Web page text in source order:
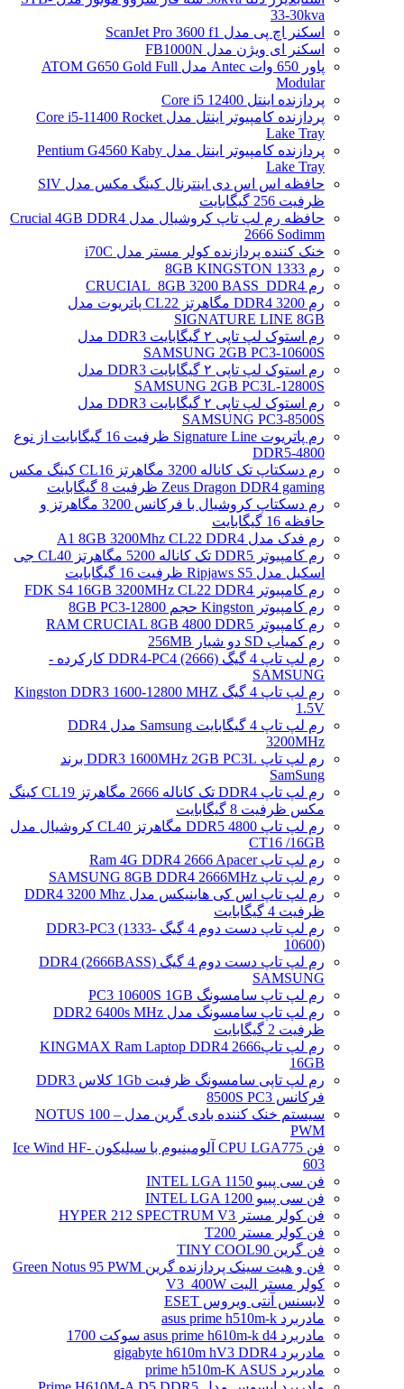
33-30kva
اسکنر اچ پی مدل ScanJet Pro 3600 f1
اسکنر ای ویژن مدل FB1000N
پاور 650 وات Antec مدل ATOM G650 Gold Full
Modular
پردازنده اینتل Core i5 12400
پردازنده کامپیوتر اینتل مدل Core i5-11400 Rocket
Lake Tray
پردازنده کامپیوتر اینتل مدل Pentium G4560 Kaby
Lake Tray
حافظه اس اس دی اینترنال کینگ مکس مدل SIV
ظرفیت 256 گیگابایت
حافظه رم لپ تاپ کروشیال مدل Crucial 4GB DDR4
2666 Sodimm
خنک کننده پردازنده کولر مستر مدل i70C
رم 1333 8GB KINGSTON
رم CRUCIAL_8GB 3200 BASS_DDR4
رم DDR4 3200 مگاهرتز CL22 پاتریوت مدل
SIGNATURE LINE 8GB
رم استوک لپ تاپی ۲ گیگابایت DDR3 مدل
SAMSUNG 2GB PC3-10600S
رم استوک لپ تاپی ۲ گیگابایت DDR3 مدل
SAMSUNG 2GB PC3L-12800S
رم استوک لپ تاپی ۲ گیگابایت DDR3 مدل
SAMSUNG PC3-8500S
رم پاتریوت Signature Line ظرفیت 16 گیگابایت از نوع
DDR5-4800
رم دسکتاپ تک کاناله 3200 مگاهرتز CL16 کینگ مکس
Zeus Dragon DDR4 gaming ظرفیت 8 گیگابایت
رم دسکتاپ کروشیال با فرکانس 3200 مگاهرتز و
حافظه 16 گیگابایت
رم فدک مدل A1 8GB 3200Mhz CL22 DDR4
رم کامپیوتر DDR5 تک کاناله 5200 مگاهرتز CL40 جی
اسکیل مدل Ripjaws S5 ظرفیت 16 گیگابایت
رم کامپیوتر FDK S4 16GB 3200MHz CL22 DDR4
رم کامپیوتر Kingston حجم 8GB PC3-12800
رم کامپیوتر RAM CRUCIAL 8GB 4800 DDR5
رم کمیاب SD دو شیار 256MB
رم لپ تاپ 4 گیگ DDR4-PC4 (2666) کارکرده -
SAMSUNG
رم لپ تاپ 4 گیگ Kingston DDR3 1600-12800 MHZ
1.5V
رم لپ تاپ 4 گیگابایت Samsung مدل DDR4
3200MHz
رم لپ تاپ DDR3 1600MHz 2GB PC3L برند
SamSung
رم لپ تاپ DDR4 تک کاناله 2666 مگاهرتز CL19 کینگ
مکس ظرفیت 8 گیگابایت
رم لپ تاپ DDR5 4800 مگاهرتز CL40 کروشیال مدل
CT16 /16GB
رم لپ تاپ Ram 4G DDR4 2666 Apacer
رم لپ تاپ SAMSUNG 8GB DDR4 2666MHz
رم لپ تاپ اس کی هاینیکس مدل DDR4 3200 Mhz
ظرفیت 4 گیگابایت
رم لپ تاپ دست دوم 4 گیگ DDR3-PC3 (1333-
10600)
رم لپ تاپ دست دوم 4 گیگ DDR4 (2666BASS)
SAMSUNG
رم لپ تاپ سامسونگ PC3 10600S 1GB
رم لپ تاپ سامسونگ مدل DDR2 6400s MHz
ظرفیت 2 گیگابایت
رم لپ تاپ2666 KINGMAX Ram Laptop DDR4
16GB
رم لپ تاپی سامسونگ ظرفیت 1Gb کلاس DDR3
فرکانس 8500S PC3
سیستم خنک کننده بادی گرین مدل NOTUS 100 –
PWM
فن CPU LGA775 آلومینیوم با سیلیکون Ice Wind HF-
603
فن سی پییو INTEL LGA 1150
فن سی پییو INTEL LGA 1200
فن کولر مستر HYPER 212 SPECTRUM V3
فن کولر مستر T200
فن گرین TINY COOL90
فن و هیت سینک پردازنده گرین Green Notus 95 PWM
کولر مستر الیت V3_400W
لایسنس آنتی ویروس ESET
مادربرد asus prime h510m-k
مادربرد asus prime h610m-k d4 سوکت 1700
مادربرد gigabyte h610m hV3 DDR4
مادربرد prime h510m-K ASUS